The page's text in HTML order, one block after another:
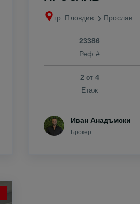
гр. Пловдив Прослав
23386
Реф #
2 от4
Етаж
Иван Анадъмски
Брокер